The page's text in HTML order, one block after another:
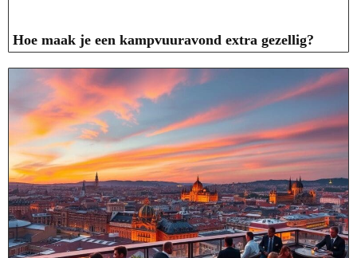
Hoe maak je een kampvuuravond extra gezellig?